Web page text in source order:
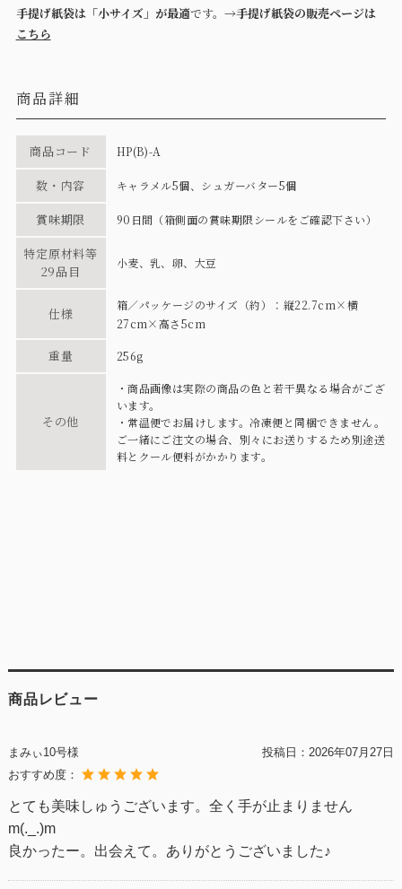
手提げ紙袋は「小サイズ」が最適です。→手提げ紙袋の販売ページは
こちら
商品詳細
商品コード HP(B)-A
数・内容 キャラメル5個、シュガーバター5個
賞味期限 90日間（箱側面の賞味期限シールをご確認下さい）
特定原材料等
29品目
小麦、乳、卵、大豆
仕様
箱／パッケージのサイズ（約）：縦22.7cm×横
27cm×高さ5cm
重量 256g
その他
・商品画像は実際の商品の色と若干異なる場合がござ
います。
・常温便でお届けします。冷凍便と同梱できません。
ご一緒にご注文の場合、別々にお送りするため別途送
料とクール便料がかかります。
商品レビュー
まみぃ10号様 投稿日： 2026年07月27日
おすすめ度：
とても美味しゅうございます。全く手が止まりません
m(._.)m
良かったー。出会えて。ありがとうございました♪